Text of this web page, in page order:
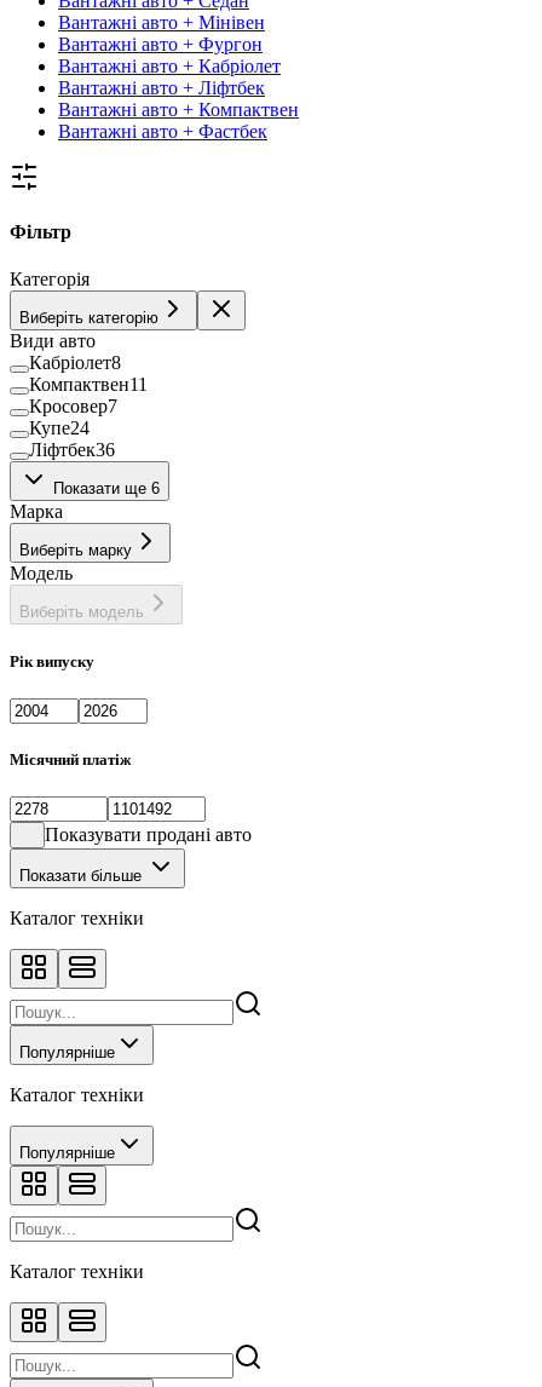
Вантажні авто + Мінівен
Вантажні авто + Фургон
Вантажні авто + Кабріолет
Вантажні авто + Ліфтбек
Вантажні авто + Компактвен
Вантажні авто + Фастбек
Фільтр
Категорія
Виберіть категорію
Види авто
Кабріолет8
Компактвен11
Кросовер7
Купе24
Ліфтбек36
Мінівен
Пікап38
Позашляховик
Фастбек1
Хетчбек133
Показати ще 6
Марка
Виберіть марку
Модель
Виберіть модель
Рік випуску
Місячний платіж
Показувати продані авто
Показати більше
Каталог техніки
Популярніше
Каталог техніки
Популярніше
Каталог техніки